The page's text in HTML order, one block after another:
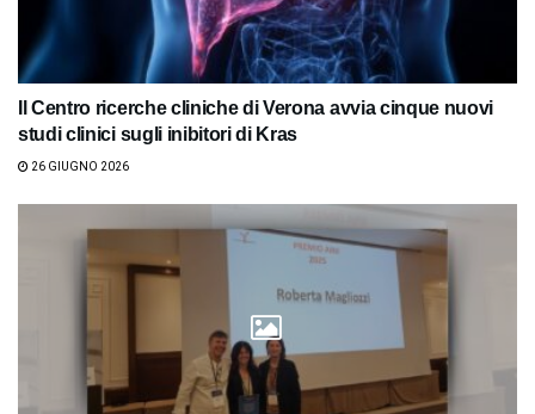
Il Centro ricerche cliniche di Verona avvia cinque nuovi
studi clinici sugli inibitori di Kras
26 GIUGNO 2026